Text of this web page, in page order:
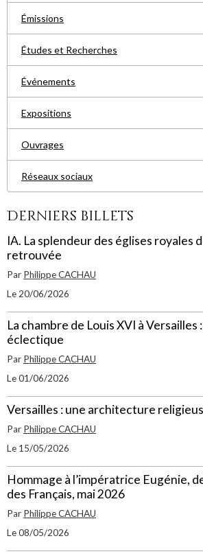
Émissions
Études et Recherches
Événements
Expositions
Ouvrages
Réseaux sociaux
Derniers billets
IA. La splendeur des églises royales
retrouvée
Par Philippe CACHAU
Le 20/06/2026
La chambre de Louis XVI à
éclectique
Par Philippe CACHAU
Le 01/06/2026
Versailles : une architecture
Par Philippe CACHAU
Le 15/05/2026
Hommage à l’impératrice Eugénie,
des Français, mai 2026
Par Philippe CACHAU
Le 08/05/2026